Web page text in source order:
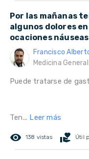
Por las mañanas
algunos dolores
ocaciones náuseas
Francisco
Medicina General
Puede tratarse de
Ten... Leer más
remove_red_eye 138 vistas volunteer_activism Útil